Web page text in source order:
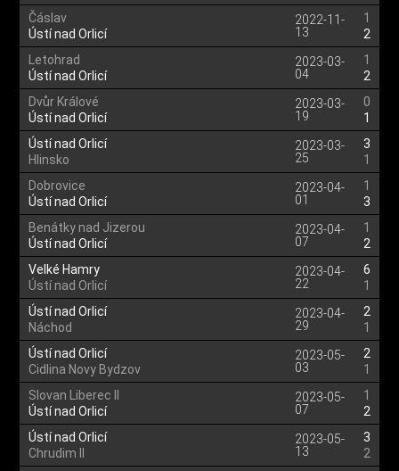
Čáslav
Ústí nad Orlicí
2022-11-
13
1
2
Letohrad
Ústí nad Orlicí
2023-03-
04
1
2
Dvůr Králové
Ústí nad Orlicí
2023-03-
19
0
1
Ústí nad Orlicí
Hlinsko
2023-03-
25
3
1
Dobrovice
Ústí nad Orlicí
2023-04-
01
1
3
Benátky nad Jizerou
Ústí nad Orlicí
2023-04-
07
1
2
Velké Hamry
Ústí nad Orlicí
2023-04-
22
6
1
Ústí nad Orlicí
Náchod
2023-04-
29
2
1
Ústí nad Orlicí
Cidlina Novy Bydzov
2023-05-
03
2
1
Slovan Liberec II
Ústí nad Orlicí
2023-05-
07
1
2
Ústí nad Orlicí
Chrudim II
2023-05-
13
3
2